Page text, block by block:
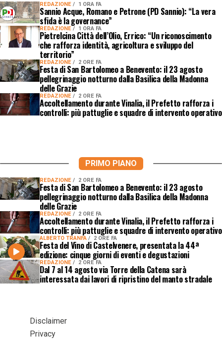
REDAZIONE 1 ORA FA
Sannio Acque, Romano e Petrone (PD Sannio): “La vera
sfida è la governance”
REDAZIONE 1 ORA FA
Pietrelcina Città dell’Olio, Errico: “Un riconoscimento
che rafforza identità, agricoltura e sviluppo del
territorio”
REDAZIONE 2 ORE FA
Festa di San Bartolomeo a Benevento: il 23 agosto
pellegrinaggio notturno dalla Basilica della Madonna
delle Grazie
REDAZIONE 2 ORE FA
Accoltellamento durante Vinalia, il Prefetto rafforza i
controlli: più pattuglie e squadre di intervento operativo
PRIMO PIANO
REDAZIONE 2 ORE FA
Festa di San Bartolomeo a Benevento: il 23 agosto
pellegrinaggio notturno dalla Basilica della Madonna
delle Grazie
REDAZIONE 2 ORE FA
Accoltellamento durante Vinalia, il Prefetto rafforza i
controlli: più pattuglie e squadre di intervento operativo
ALBERTO TRANFA 2 ORE FA
Festa del Vino di Castelvenere, presentata la 44ª
edizione: cinque giorni di eventi e degustazioni
REDAZIONE 2 ORE FA
Dal 7 al 14 agosto via Torre della Catena sarà
interessata dai lavori di ripristino del manto stradale
Disclaimer
Privacy